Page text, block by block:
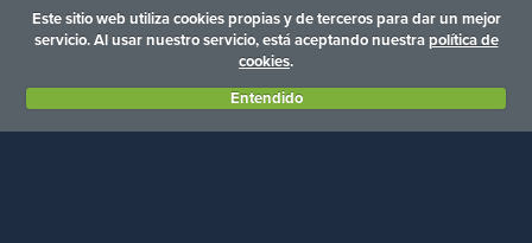
Este sitio web utiliza cookies propias y de terceros para dar un mejor
servicio. Al usar nuestro servicio, está aceptando nuestrapolítica de
cookies.
Entendido